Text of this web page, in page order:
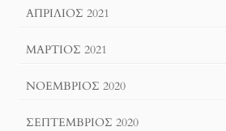
ΑΠΡΊΛΙΟΣ 2021
ΜΆΡΤΙΟΣ 2021
ΝΟΈΜΒΡΙΟΣ 2020
ΣΕΠΤΈΜΒΡΙΟΣ 2020